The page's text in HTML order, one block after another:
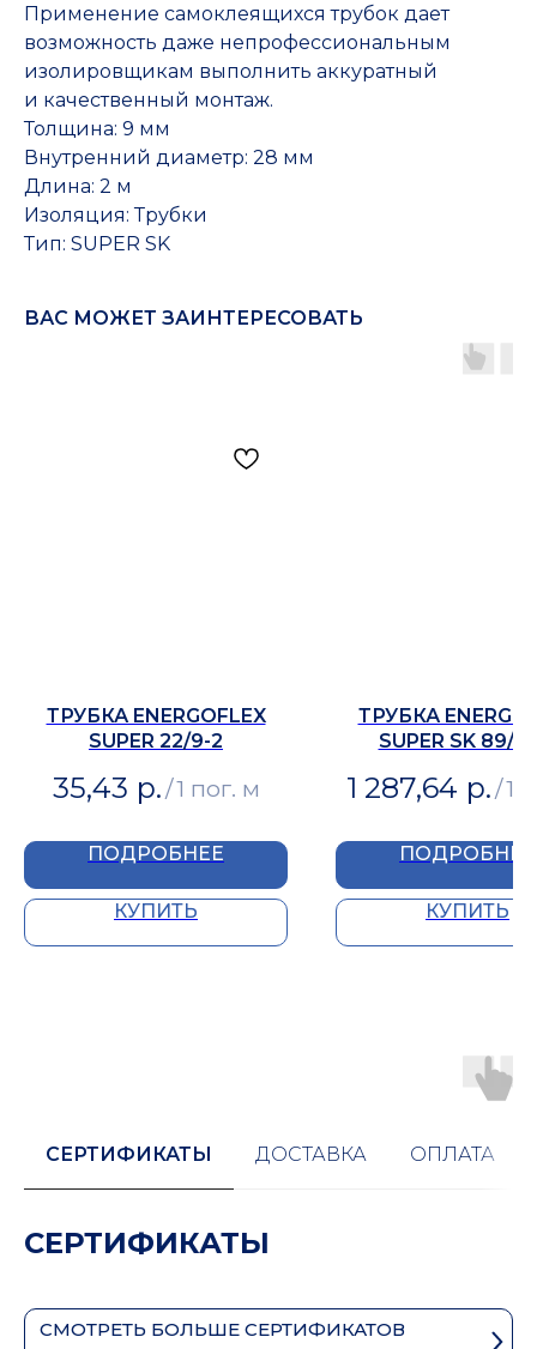
Применение самоклеящихся трубок дает
возможность даже непрофессиональным
изолировщикам выполнить аккуратный
и качественный монтаж.
Толщина: 9 мм
Внутренний диаметр: 28 мм
Длина: 2 м
Изоляция: Трубки
Тип: SUPER SK
ВАС МОЖЕТ ЗАИНТЕРЕСОВАТЬ
ТРУБКА ENERGOFLEX
SUPER 22/9-2
35,43 р./1 пог. м
ПОДРОБНЕЕ
КУПИТЬ
ТРУБКА
SUPER SK 89/
1 287,64 р./1
ПОДРОБНЕЕ
КУПИТЬ
СЕРТИФИКАТЫ ДОСТАВКА ОПЛАТА
СЕРТИФИКАТЫ
СМОТРЕТЬ БОЛЬШЕ СЕРТИФИКАТОВ